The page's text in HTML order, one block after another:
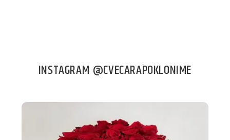
INSTAGRAM @CVECARAPOKLONIME